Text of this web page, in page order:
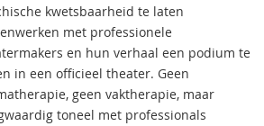
kwetsbaarheid te laten
met professionele
en hun verhaal een podium te
in een officieel theater. Geen
geen vaktherapie, maar
toneel met professionals